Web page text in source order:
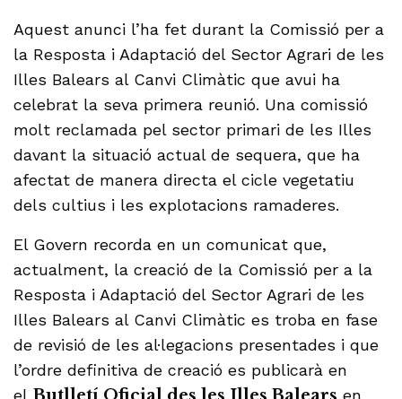
Aquest anunci l’ha fet durant la Comissió per a
la Resposta i Adaptació del Sector Agrari de les
Illes Balears al Canvi Climàtic que avui ha
celebrat la seva primera reunió. Una comissió
molt reclamada pel sector primari de les Illes
davant la situació actual de sequera, que ha
afectat de manera directa el cicle vegetatiu
dels cultius i les explotacions ramaderes.
El Govern recorda en un comunicat que,
actualment, la creació de la Comissió per a la
Resposta i Adaptació del Sector Agrari de les
Illes Balears al Canvi Climàtic es troba en fase
de revisió de les al·legacions presentades i que
l’ordre definitiva de creació es publicarà en
el
en